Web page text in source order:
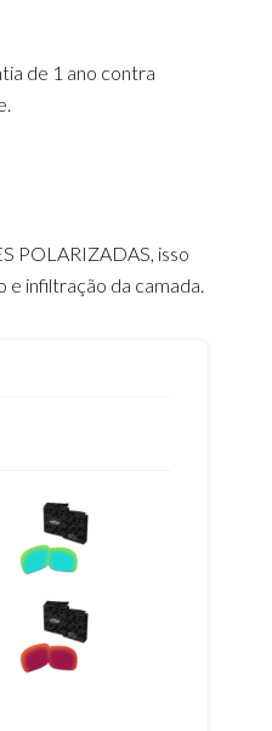
de 1 ano contra
POLARIZADAS, isso
e infiltração da camada.